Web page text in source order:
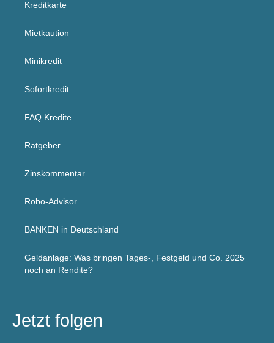
Kreditkarte
Mietkaution
Minikredit
Sofortkredit
FAQ Kredite
Ratgeber
Zinskommentar
Robo-Advisor
BANKEN in Deutschland
Geldanlage: Was bringen Tages-, Festgeld und Co. 2025
noch an Rendite?
Jetzt folgen